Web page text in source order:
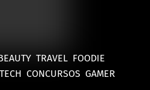
TRAVEL FOODIE
TECH CONCURSOS GAMER